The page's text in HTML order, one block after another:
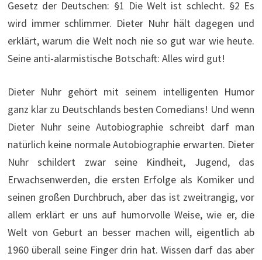
Gesetz der Deutschen: §1 Die Welt ist schlecht. §2 Es
wird immer schlimmer. Dieter Nuhr hält dagegen und
erklärt, warum die Welt noch nie so gut war wie heute.
Seine anti-alarmistische Botschaft: Alles wird gut!
Dieter Nuhr gehört mit seinem intelligenten Humor
ganz klar zu Deutschlands besten Comedians! Und wenn
Dieter Nuhr seine Autobiographie schreibt darf man
natürlich keine normale Autobiographie erwarten. Dieter
Nuhr schildert zwar seine Kindheit, Jugend, das
Erwachsenwerden, die ersten Erfolge als Komiker und
seinen großen Durchbruch, aber das ist zweitrangig, vor
allem erklärt er uns auf humorvolle Weise, wie er, die
Welt von Geburt an besser machen will, eigentlich ab
1960 überall seine Finger drin hat. Wissen darf das aber